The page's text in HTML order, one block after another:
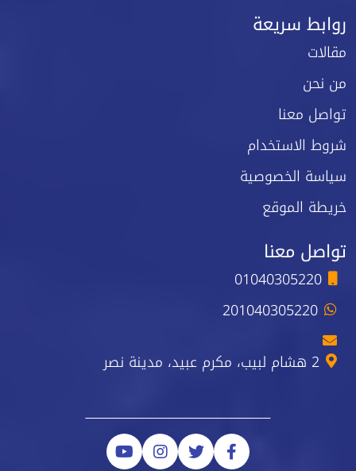
روابط سريعة
مقالات
من نحن
تواصل معنا
شروط الاستخدام
سياسة الخصوصية
خريطة الموقع
تواصل معنا
01040305220
201040305220
2 هشام لبيب، مكرم عبيد، مدينة نصر